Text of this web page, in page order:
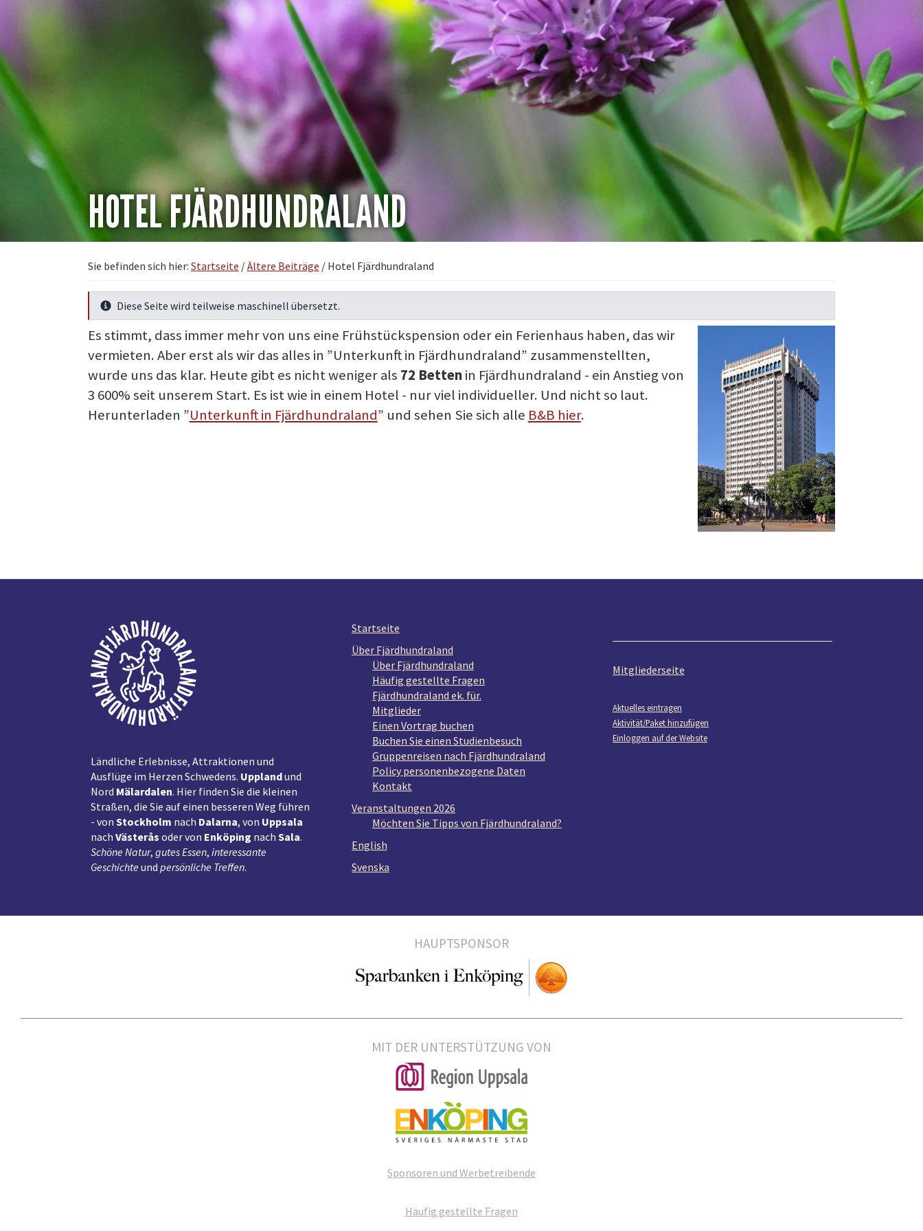
HOTEL FJÄRDHUNDRALAND
Sie befinden sich hier: Startseite /Ältere Beiträge /Hotel Fjärdhundraland
Mehr Infos
Diese Seite wird teilweise maschinell übersetzt.
Es stimmt, dass immer mehr von uns eine Frühstückspension oder ein Ferienhaus haben, das wir
vermieten. Aber erst als wir das alles in ”Unterkunft in Fjärdhundraland” zusammenstellten,
wurde uns das klar. Heute gibt es nicht weniger als 72 Bettenin Fjärdhundraland - ein Anstieg von
3 600% seit unserem Start. Es ist wie in einem Hotel - nur viel individueller. Und nicht so laut.
Herunterladen ”Unterkunft in Fjärdhundraland” und sehen Sie sich alle B&B hier.
Ländliche Erlebnisse, Attraktionen und
Ausflüge im Herzen Schwedens. Upplandund
Nord Mälardalen. Hier finden Sie die kleinen
Straßen, die Sie auf einen besseren Weg führen
- von Stockholm nach Dalarna, von Uppsala
nach Västerås oder von Enköping nach Sala.
Schöne Natur, gutes Essen, interessante
Geschichte und persönliche Treffen.
Startseite
Über Fjärdhundraland
Über Fjärdhundraland
Häufig gestellte Fragen
Fjärdhundraland ek. für.
Mitglieder
Einen Vortrag buchen
Buchen Sie einen Studienbesuch
Gruppenreisen nach Fjärdhundraland
Policy personenbezogene Daten
Kontakt
Veranstaltungen 2026
Möchten Sie Tipps von Fjärdhundraland?
English
Svenska
Mitgliederseite
Aktuelles eintragen
Aktivität/Paket hinzufügen
Einloggen auf der Website
HAUPTSPONSOR
MIT DER UNTERSTÜTZUNG VON
Sponsoren und Werbetreibende
Häufig gestellte Fragen